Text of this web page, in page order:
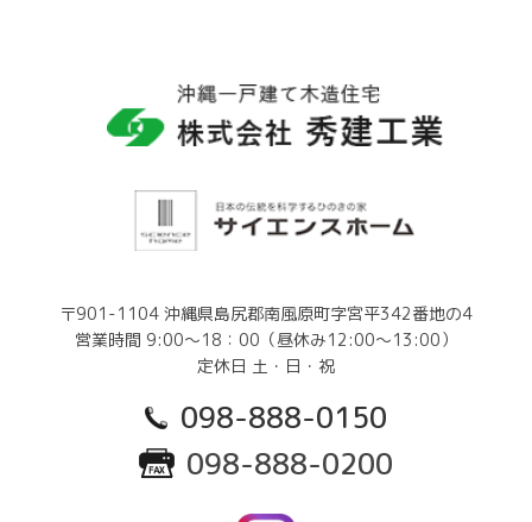
〒901-1104 沖縄県島尻郡南風原町字宮平342番地の4
営業時間 9:00～18：00（昼休み12:00～13:00）
定休日 土・日・祝
098-888-0150
098-888-0200